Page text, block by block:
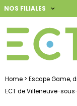
Aller
au
contenu
NOS FILIALES
Home > Escape Game,
ECT de Villeneuve-